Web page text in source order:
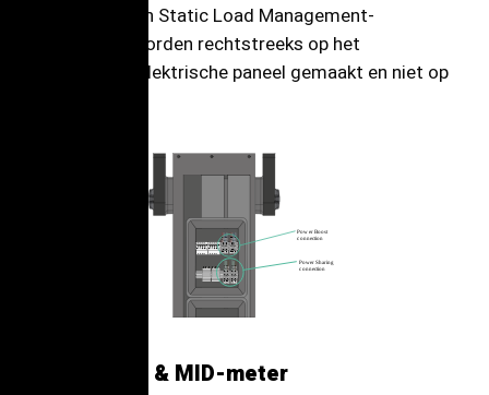
Power Boost- en Static Load Management-
aansluitingen worden rechtstreeks op het
meegeleverde elektrische paneel gemaakt en niet op
Power Boost
connection
Power Sharing
connection
Power Boost & MID-meter